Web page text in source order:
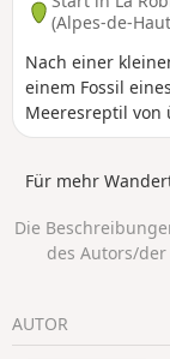
(Alpes-de-
Nach einer
einem Fossil
Meeresreptil von
alt ist. Der Weg
bewaldeten
Für mehr
Die
des Autors/
AUTOR